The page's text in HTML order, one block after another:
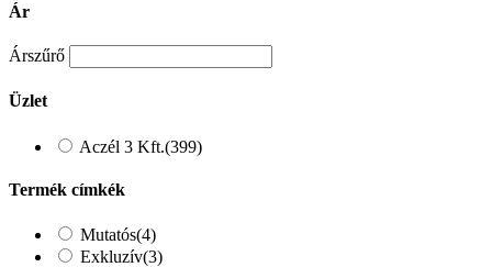
Ár
Árszűrő
Üzlet
Aczél 3 Kft.(399)
Termék címkék
Mutatós(4)
Exkluzív(3)